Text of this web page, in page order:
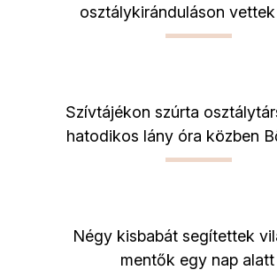
osztálykiránduláson
Szívtájékon szúrta
hatodikos lány óra közben
Négy kisbabát segítettek
mentők egy nap alatt